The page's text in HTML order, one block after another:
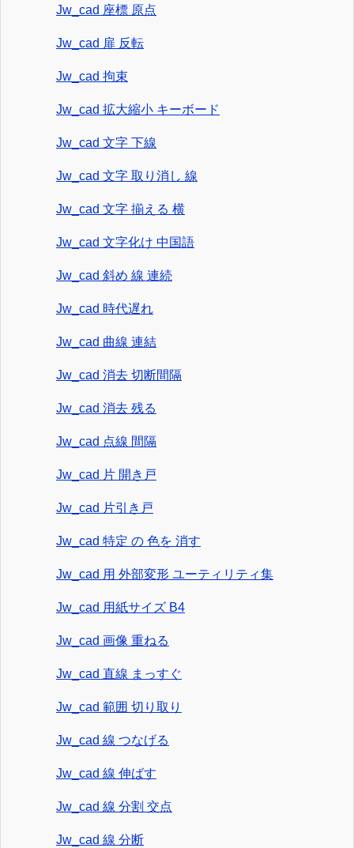
Jw_cad 座標 原点
Jw_cad 扉 反転
Jw_cad 拘束
Jw_cad 拡大縮小 キーボード
Jw_cad 文字 下線
Jw_cad 文字 取り消し 線
Jw_cad 文字 揃える 横
Jw_cad 文字化け 中国語
Jw_cad 斜め 線 連続
Jw_cad 時代遅れ
Jw_cad 曲線 連結
Jw_cad 消去 切断間隔
Jw_cad 消去 残る
Jw_cad 点線 間隔
Jw_cad 片 開き戸
Jw_cad 片引き戸
Jw_cad 特定 の 色を 消す
Jw_cad 用 外部変形 ユーティリティ集
Jw_cad 用紙サイズ B4
Jw_cad 画像 重ねる
Jw_cad 直線 まっすぐ
Jw_cad 範囲 切り取り
Jw_cad 線 つなげる
Jw_cad 線 伸ばす
Jw_cad 線 分割 交点
Jw_cad 線 分断